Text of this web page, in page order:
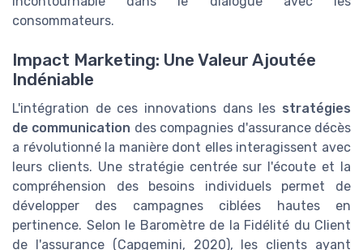
consommateurs.
Impact Marketing: Une Valeur Ajoutée
Indéniable
L'intégration de ces innovations dans les stratégies
de communication des compagnies d'assurance décès
a révolutionné la manière dont elles interagissent avec
leurs clients. Une stratégie centrée sur l'écoute et la
compréhension des besoins individuels permet de
développer des campagnes ciblées hautes en
pertinence. Selon le Baromètre de la Fidélité du Client
de l'assurance (Capgemini, 2020), les clients ayant